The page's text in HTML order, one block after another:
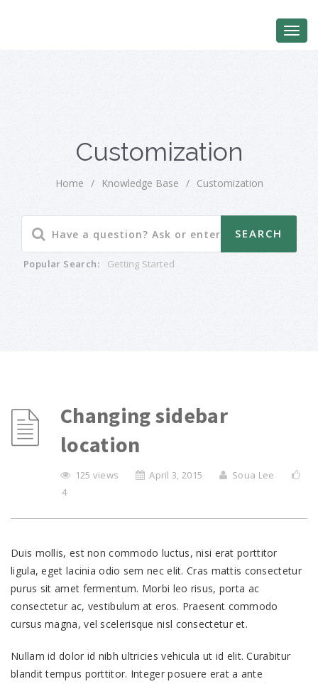
Customization
Home / Knowledge Base / Customization
Popular Search: Getting Started
Changing sidebar
location
125 views April 3, 2015
Soua Lee
4
Duis mollis, est non commodo luctus, nisi erat porttitor
ligula, eget lacinia odio sem nec elit. Cras mattis consectetur
purus sit amet fermentum. Morbi leo risus, porta ac
consectetur ac, vestibulum at eros. Praesent commodo
cursus magna, vel scelerisque nisl consectetur et.
Nullam id dolor id nibh ultricies vehicula ut id elit. Curabitur
blandit tempus porttitor. Integer posuere erat a ante